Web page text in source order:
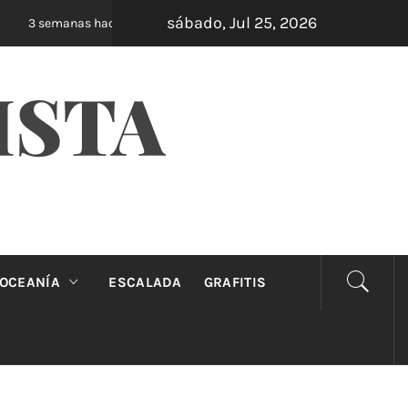
3 semanas hace Oveja Negra: el unipersonal que se ríe de los
sábado, Jul 25, 2026
ESCALADA GRAFITIS